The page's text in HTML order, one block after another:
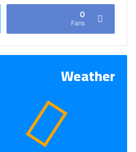
0
Fans
Weather